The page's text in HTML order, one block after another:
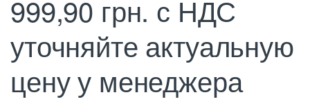
999,90 грн. с НДС
уточняйте актуальную
цену у менеджера